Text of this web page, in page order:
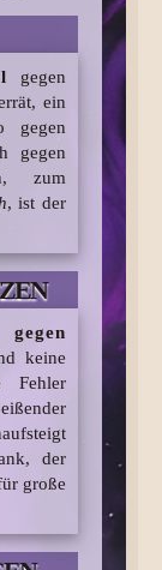
gegen
ein
gegen
gegen
zum
, ist der
keine
Fehler
der
große